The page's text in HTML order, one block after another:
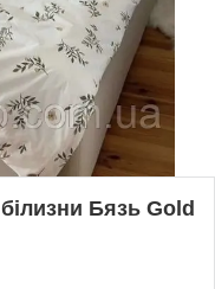
Бязь Gold